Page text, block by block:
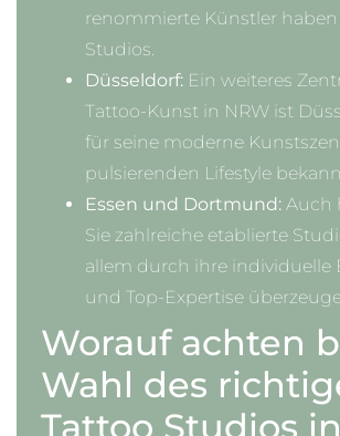
renommierte Künstler
Studios.
Düsseldorf: Ein weiteres
Tattoo-Kunst in NRW ist
für seine moderne
pulsierenden Lifestyle
Essen und Dortmund: Auch
Sie zahlreiche etablierte
allem durch ihre individuelle
und Top-Expertise
Worauf achten
Wahl des
Tattoo Studios in